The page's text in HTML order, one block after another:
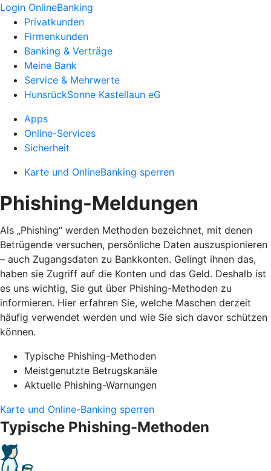
Login OnlineBanking
Privatkunden
Firmenkunden
Banking & Verträge
Meine Bank
Service & Mehrwerte
HunsrückSonne Kastellaun eG
Apps
Online-Services
Sicherheit
Karte und OnlineBanking sperren
Phishing-Meldungen
Als „Phishing“ werden Methoden bezeichnet, mit denen
Betrügende versuchen, persönliche Daten auszuspionieren
– auch Zugangsdaten zu Bankkonten. Gelingt ihnen das,
haben sie Zugriff auf die Konten und das Geld. Deshalb ist
es uns wichtig, Sie gut über Phishing-Methoden zu
informieren. Hier erfahren Sie, welche Maschen derzeit
häufig verwendet werden und wie Sie sich davor schützen
können.
Typische Phishing-Methoden
Meistgenutzte Betrugskanäle
Aktuelle Phishing-Warnungen
Karte und Online-Banking sperren
Typische Phishing-Methoden